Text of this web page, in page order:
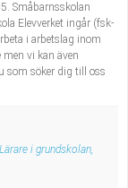
Småbarnsskolan
Elevverket ingår (fsk-
i arbetslag inom
vi kan även
som söker dig till oss
Lärare i grundskolan,